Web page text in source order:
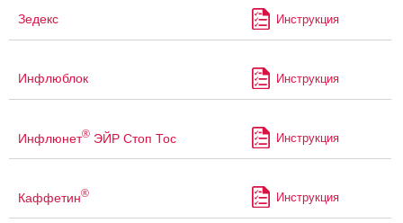
Зедекс Инструкция
Инфлюблок Инструкция
Инфлюнет® ЭЙР Стоп Тос Инструкция
Каффетин® Инструкция